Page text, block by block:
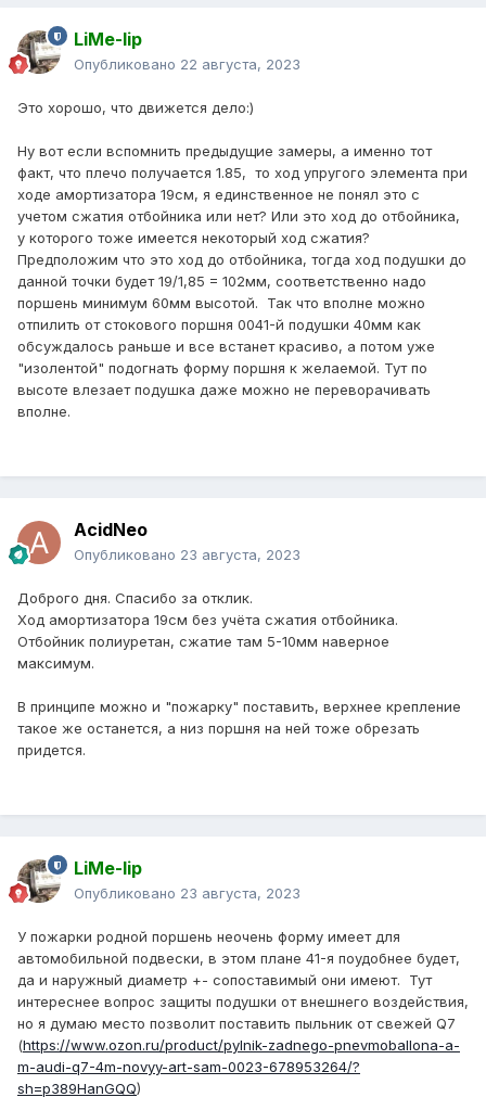
LiMe-lip
Опубликовано 22 августа, 2023
Это хорошо, что движется дело:)
Ну вот если вспомнить предыдущие замеры, а именно тот
факт, что плечо получается 1.85, то ход упругого элемента при
ходе амортизатора 19см, я единственное не понял это с
учетом сжатия отбойника или нет? Или это ход до отбойника,
у которого тоже имеется некоторый ход сжатия?
Предположим что это ход до отбойника, тогда ход подушки до
данной точки будет 19/1,85 = 102мм, соответственно надо
поршень минимум 60мм высотой. Так что вполне можно
отпилить от стокового поршня 0041-й подушки 40мм как
обсуждалось раньше и все встанет красиво, а потом уже
"изолентой" подогнать форму поршня к желаемой. Тут по
высоте влезает подушка даже можно не переворачивать
вполне.
AcidNeo
Опубликовано 23 августа, 2023
Доброго дня. Спасибо за отклик.
Ход амортизатора 19см без учёта сжатия отбойника.
Отбойник полиуретан, сжатие там 5-10мм наверное
максимум.
В принципе можно и "пожарку" поставить, верхнее крепление
такое же останется, а низ поршня на ней тоже обрезать
придется.
LiMe-lip
Опубликовано 23 августа, 2023
У пожарки родной поршень неочень форму имеет для
автомобильной подвески, в этом плане 41-я поудобнее будет,
да и наружный диаметр +- сопоставимый они имеют. Тут
интереснее вопрос защиты подушки от внешнего воздействия,
но я думаю место позволит поставить пыльник от свежей Q7
(https://www.ozon.ru/product/pylnik-zadnego-pnevmoballona-a-
m-audi-q7-4m-novyy-art-sam-0023-678953264/?
sh=p389HanGQQ)